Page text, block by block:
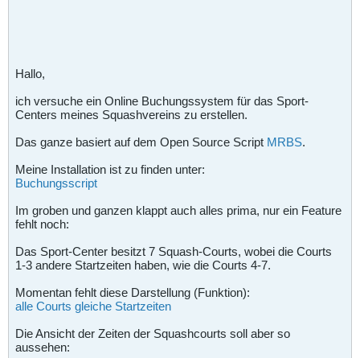
Hallo,
ich versuche ein Online Buchungssystem für das Sport-
Centers meines Squashvereins zu erstellen.
Das ganze basiert auf dem Open Source Script MRBS.
Meine Installation ist zu finden unter:
Buchungsscript
Im groben und ganzen klappt auch alles prima, nur ein Feature
fehlt noch:
Das Sport-Center besitzt 7 Squash-Courts, wobei die Courts
1-3 andere Startzeiten haben, wie die Courts 4-7.
Momentan fehlt diese Darstellung (Funktion):
alle Courts gleiche Startzeiten
Die Ansicht der Zeiten der Squashcourts soll aber so
aussehen: